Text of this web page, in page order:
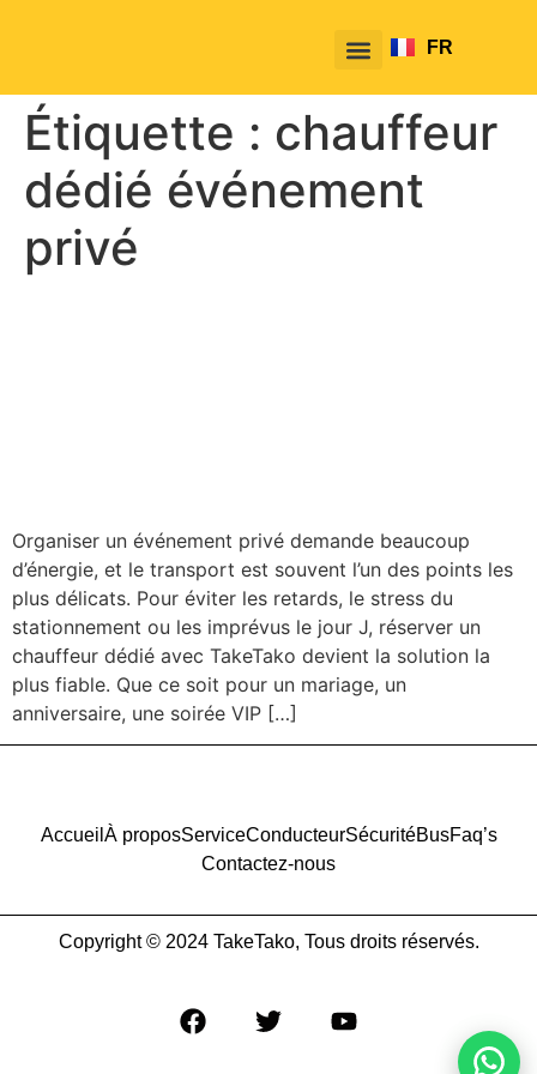
FR
EN
Étiquette : chauffeur
dédié événement
privé
Organiser un événement privé demande beaucoup
d’énergie, et le transport est souvent l’un des points les
plus délicats. Pour éviter les retards, le stress du
stationnement ou les imprévus le jour J, réserver un
chauffeur dédié avec TakeTako devient la solution la
plus fiable. Que ce soit pour un mariage, un
anniversaire, une soirée VIP […]
Accueil À proposServiceConducteurSécuritéBusFaq’s
Contactez-nous
Copyright © 2024 TakeTako, Tous droits réservés.